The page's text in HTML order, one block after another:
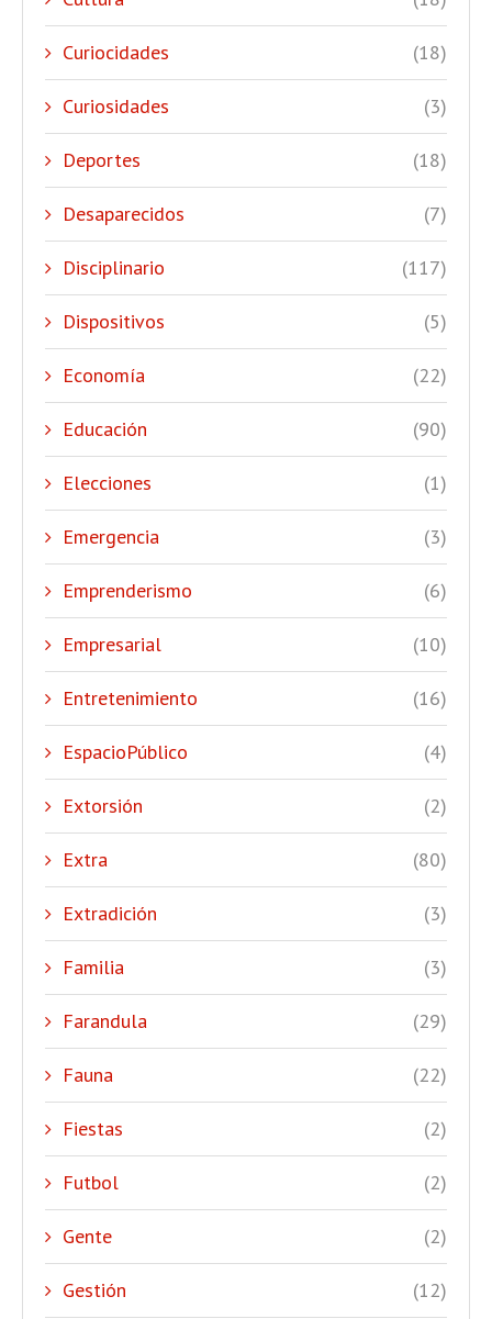
Curiocidades (18)
Curiosidades (3)
Deportes (18)
Desaparecidos (7)
Disciplinario (117)
Dispositivos (5)
Economía (22)
Educación (90)
Elecciones (1)
Emergencia (3)
Emprenderismo (6)
Empresarial (10)
Entretenimiento (16)
EspacioPúblico (4)
Extorsión (2)
Extra (80)
Extradición (3)
Familia (3)
Farandula (29)
Fauna (22)
Fiestas (2)
Futbol (2)
Gente (2)
Gestión (12)